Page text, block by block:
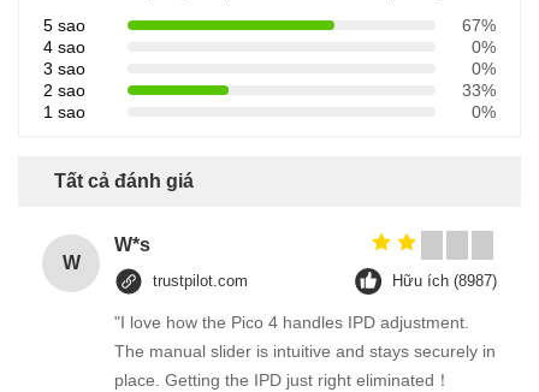
5 sao
67%
4 sao
0%
3 sao
0%
2 sao
33%
1 sao
0%
Tất cả đánh giá
W
W*s
trustpilot.com Hữu ích (8987)
"I love how the Pico 4 handles IPD adjustment.
The manual slider is intuitive and stays securely in
place. Getting the IPD just right eliminated！